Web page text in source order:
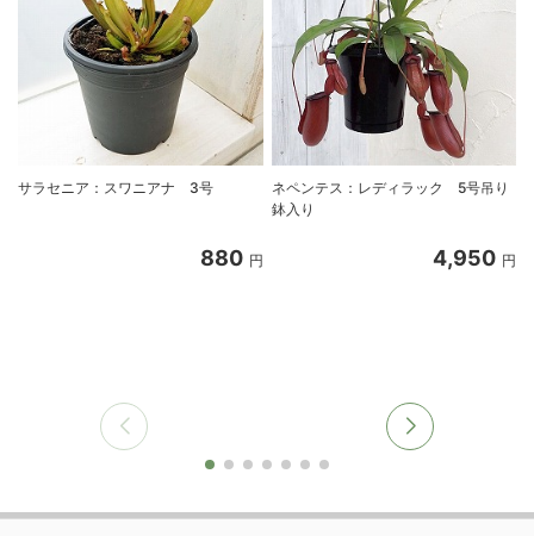
サラセニア：スワニアナ 3号
880 円
ネペンテス：レディラック 5号吊り
鉢入り
4,950 円